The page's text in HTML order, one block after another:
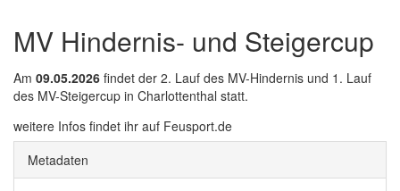
MV Hindernis- und Steigercup
Am 09.05.2026 findet der 2. Lauf des MV-Hindernis und 1. Lauf
des MV-Steigercup in Charlottenthal statt.
weitere Infos findet ihr auf Feusport.de
Metadaten